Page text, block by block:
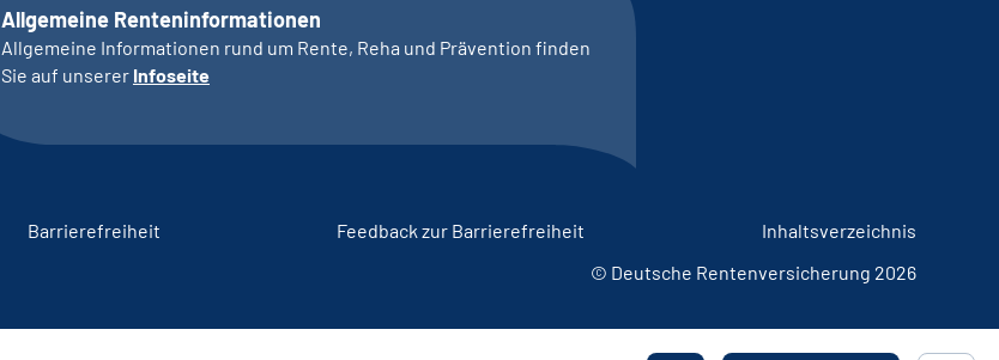
Allgemeine Renteninformationen
Allgemeine Informationen rund um Rente, Reha und Prävention finden
Sie auf unserer Infoseite
Barrierefreiheit Feedback zur Barrierefreiheit
Inhaltsverzeichnis
© Deutsche Rentenversicherung 2026